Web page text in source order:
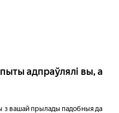
адпраўлялі вы, а
з вашай прылады падобныя да